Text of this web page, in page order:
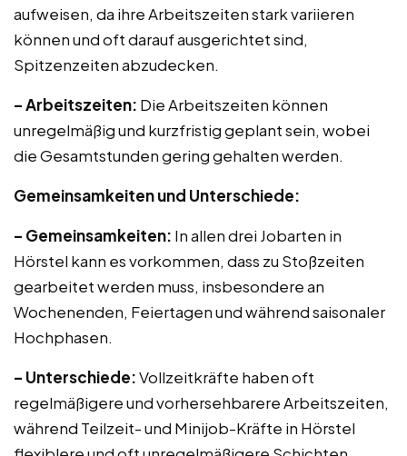
aufweisen, da ihre Arbeitszeiten stark variieren
können und oft darauf ausgerichtet sind,
Spitzenzeiten abzudecken.
– Arbeitszeiten: Die Arbeitszeiten können
unregelmäßig und kurzfristig geplant sein, wobei
die Gesamtstunden gering gehalten werden.
Gemeinsamkeiten und Unterschiede:
– Gemeinsamkeiten: In allen drei Jobarten in
Hörstel kann es vorkommen, dass zu Stoßzeiten
gearbeitet werden muss, insbesondere an
Wochenenden, Feiertagen und während saisonaler
Hochphasen.
– Unterschiede:Vollzeitkräfte haben oft
regelmäßigere und vorhersehbarere Arbeitszeiten,
während Teilzeit- und Minijob-Kräfte in Hörstel